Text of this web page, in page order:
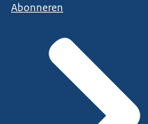
Abonneren